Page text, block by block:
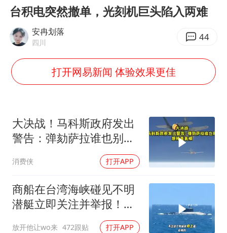
新疆生产建设兵团生态环境局原局长被查
5万小车卖不动 微型代步车集体遇冷
4.2平卫生间补漏注胶花1.55万
上海地铁4条线路全线停运
费大厨口号更改 不再宣传小炒肉大王
56岁刘奕君跟13岁女儿合跳
从科技创新看开局起步的时与势
台积电突然撤单，光刻机巨头陷入两难
安冉划落
四川 44
打开网易新闻 体验效果更佳
大决战！马科斯政府发出
警告：弹劾萨拉谁也别想
消费侠 打开APP
商船在台湾海峡碰见不明
潜艇立即关注并举报！一
放开他让wo来 472跟贴 打开APP